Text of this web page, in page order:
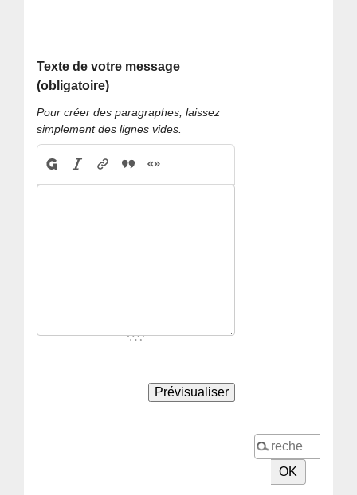
Texte de votre message
(obligatoire)
Pour créer des paragraphes, laissez
simplement des lignes vides.